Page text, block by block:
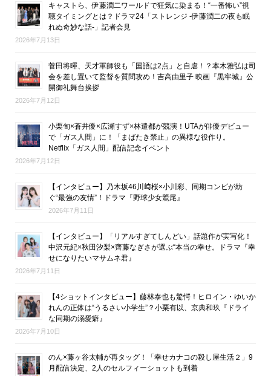
キャストら、伊藤潤二ワールドで狂気に染まる！“一番怖い”視
聴タイミングとは？ドラマ24「ストレンジ -伊藤潤二の夜も眠
れぬ奇妙な話-」記者会見
2026年7月13日
菅田将暉、天才軍師役も「国語は2点」と自虐！？本木雅弘は司
会を差し置いて監督を質問攻め！吉高由里子 映画『黒牢城』公
開御礼舞台挨拶
2026年7月12日
小栗旬×蒼井優×広瀬すず×林遣都が競演！UTAが俳優デビュー
で「ガス人間」に！「まばたき禁止」の異様な役作り。
Netflix「ガス人間」配信記念イベント
2026年7月12日
【インタビュー】乃木坂46川﨑桜×小川彩、同期コンビが紡
ぐ“最強の友情”！ドラマ『野球少女鷲尾』
2026年7月11日
【インタビュー】「リアルすぎてしんどい」話題作が実写化！
中沢元紀×秋田汐梨×齊藤なぎさが選ぶ“本当の幸せ。ドラマ『幸
せになりたいマサムネ君』
2026年7月11日
【4ショットインタビュー】藤林泰也も驚愕！ヒロイン・ゆいか
れんの正体は“うるさい小学生”？小栗有以、京典和玖『ドライ
な同期の溺愛癖』
2026年7月10日
のん×藤ヶ谷太輔が再タッグ！「幸せカナコの殺し屋生活２」9
月配信決定、2人のセルフィーショットも到着